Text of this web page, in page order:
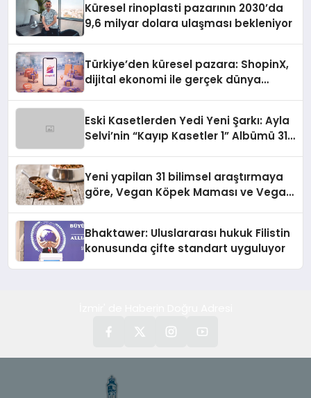
Küresel rinoplasti pazarının 2030’da
9,6 milyar dolara ulaşması bekleniyor
Türkiye’den küresel pazara: ShopinX,
dijital ekonomi ile gerçek dünya
Eski Kasetlerden Yedi Yeni Şarkı: Ayla
Selvi’nin “Kayıp Kasetler 1” Albümü 31
Yeni yapilan 31 bilimsel araştırmaya
göre, Vegan Köpek Maması ve Vegan
Bhaktawer: Uluslararası hukuk Filistin
konusunda çifte standart uyguluyor